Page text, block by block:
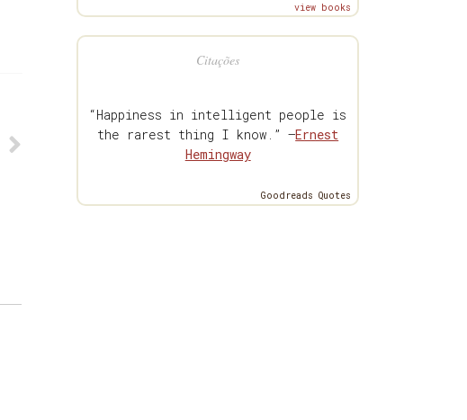
view books
Citações
“Happiness in intelligent people is
the rarest thing I know.” —Ernest
Hemingway
Goodreads Quotes